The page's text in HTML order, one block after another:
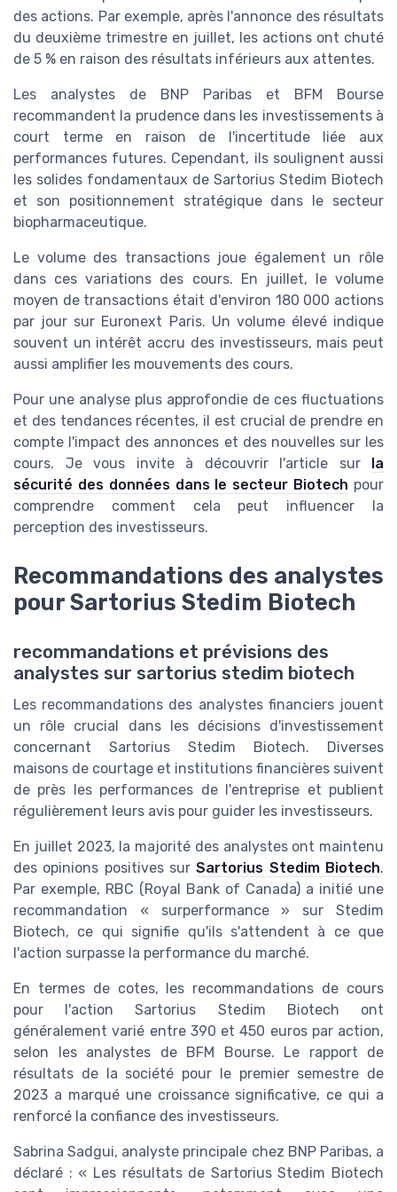
des actions. Par exemple, après l'annonce des résultats
du deuxième trimestre en juillet, les actions ont chuté
de 5 % en raison des résultats inférieurs aux attentes.
Les analystes de BNP Paribas et BFM Bourse
recommandent la prudence dans les investissements à
court terme en raison de l'incertitude liée aux
performances futures. Cependant, ils soulignent aussi
les solides fondamentaux de Sartorius Stedim Biotech
et son positionnement stratégique dans le secteur
biopharmaceutique.
Le volume des transactions joue également un rôle
dans ces variations des cours. En juillet, le volume
moyen de transactions était d'environ 180 000 actions
par jour sur Euronext Paris. Un volume élevé indique
souvent un intérêt accru des investisseurs, mais peut
aussi amplifier les mouvements des cours.
Pour une analyse plus approfondie de ces fluctuations
et des tendances récentes, il est crucial de prendre en
compte l'impact des annonces et des nouvelles sur les
cours. Je vous invite à découvrir l'article sur
la
sécurité des données dans le secteur Biotech pour
comprendre comment cela peut influencer la
perception des investisseurs.
Recommandations des analystes
pour Sartorius Stedim Biotech
recommandations et prévisions des
analystes sur sartorius stedim biotech
Les recommandations des analystes financiers jouent
un rôle crucial dans les décisions d'investissement
concernant Sartorius Stedim Biotech. Diverses
maisons de courtage et institutions financières suivent
de près les performances de l'entreprise et publient
régulièrement leurs avis pour guider les investisseurs.
En juillet 2023, la majorité des analystes ont maintenu
des opinions positives surSartorius Stedim Biotech.
Par exemple, RBC (Royal Bank of Canada) a initié une
recommandation « surperformance » sur Stedim
Biotech, ce qui signifie qu'ils s'attendent à ce que
l'action surpasse la performance du marché.
En termes de cotes, les recommandations de cours
pour l'action Sartorius Stedim Biotech ont
généralement varié entre 390 et 450 euros par action,
selon les analystes de BFM Bourse. Le rapport de
résultats de la société pour le premier semestre de
2023 a marqué une croissance significative, ce qui a
renforcé la confiance des investisseurs.
Sabrina Sadgui, analyste principale chez BNP Paribas, a
déclaré : « Les résultats de Sartorius Stedim Biotech